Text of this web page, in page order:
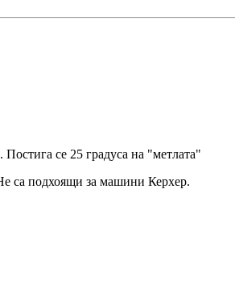
се 25 градуса на "метлата"
са подхоящи за машини Керхер.